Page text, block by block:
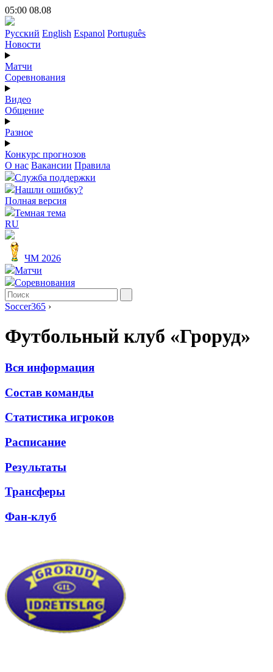
05:00 08.08
Русский English Espanol Português
Новости
Матчи
Соревнования
Видео
Общение
Разное
Конкурс прогнозов
О нас Вакансии Правила
Служба поддержки
Нашли ошибку?
Полная версия
Темная тема
RU
ЧМ 2026
Матчи
Соревнования
Soccer365 ›
Футбольный клуб «Гроруд»
Вся информация
Состав команды
Статистика игроков
Расписание
Результаты
Трансферы
Фан-клуб